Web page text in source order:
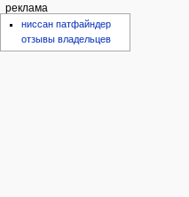
реклама
ниссан патфайндер
отзывы владельцев